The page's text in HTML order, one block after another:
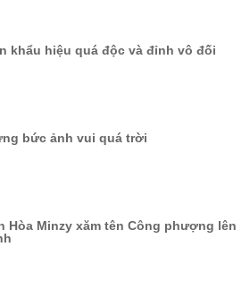
khẩu hiệu quá độc và đỉnh vô đối
bức ảnh vui quá trời
Hòa Minzy xăm tên Công phượng lên